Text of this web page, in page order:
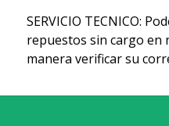
SERVICIO TECNICO:
repuestos sin cargo en
manera verificar su